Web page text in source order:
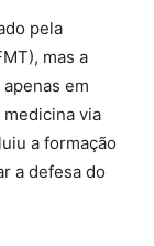
pela
mas a
em
via
a formação
a defesa do